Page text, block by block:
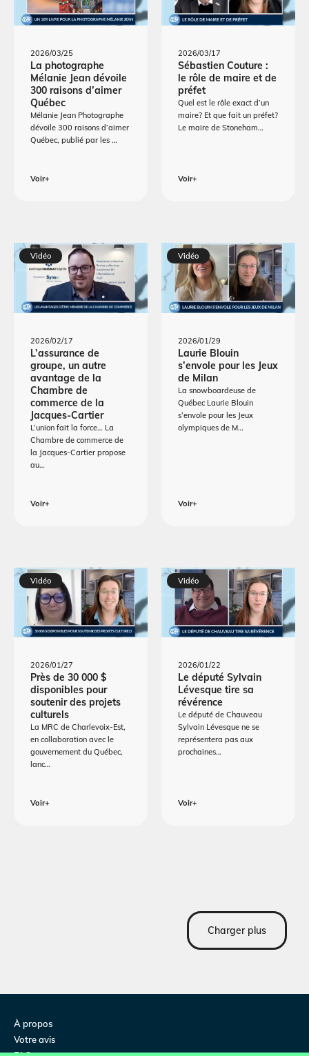
2026/03/25
La photographe
Mélanie Jean dévoile
300 raisons d’aimer
Québec
Mélanie Jean Photographe
dévoile 300 raisons d’aimer
Québec, publié par les …
Voir+
2026/03/17
Sébastien Couture :
le rôle de maire et de
préfet
Quel est le rôle exact d’un
maire? Et que fait un préfet?
Le maire de Stoneham…
Voir+
Vidéo
2026/02/17
L’assurance de
groupe, un autre
avantage de la
Chambre de
commerce de la
Jacques-Cartier
L’union fait la force… La
Chambre de commerce de
la Jacques-Cartier propose
au…
Voir+
Vidéo
2026/01/29
Laurie Blouin
s’envole pour les Jeux
de Milan
La snowboardeuse de
Québec Laurie Blouin
s’envole pour les Jeux
olympiques de M…
Voir+
Vidéo
2026/01/27
Près de 30 000 $
disponibles pour
soutenir des projets
culturels
La MRC de Charlevoix-Est,
en collaboration avec le
gouvernement du Québec,
lanc…
Voir+
Vidéo
2026/01/22
Le député Sylvain
Lévesque tire sa
révérence
Le député de Chauveau
Sylvain Lévesque ne se
représentera pas aux
prochaines…
Voir+
Charger plus
À propos
Votre avis